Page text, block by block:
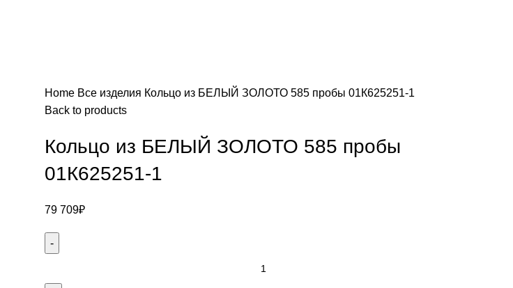
Home Все изделия Кольцо из БЕЛЫЙ ЗОЛОТО 585 пробы 01К625251-1
Back to products
Кольцо из БЕЛЫЙ ЗОЛОТО 585 пробы
01К625251-1
79 709₽